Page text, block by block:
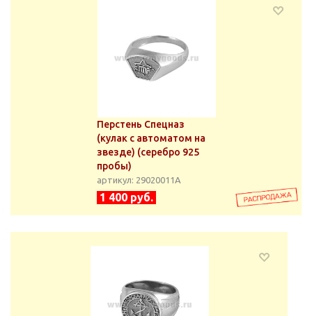
Перстень Спецназ
(кулак с автоматом на
звезде) (серебро 925
пробы)
артикул: 29020011А
1 400 руб.